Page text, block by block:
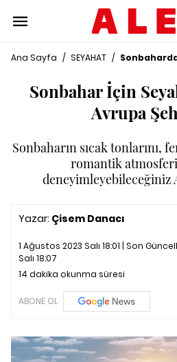
Ana Sayfa / SEYAHAT /
Sonbahar İçin
Avrupa
Sonbaharın sıcak tonlarını,
romantik
deneyimleyebileceğiniz
Yazar: Çisem Danacı
1 Ağustos 2023 Salı 18:01 | Son
Salı 18:07
14 dakika okunma süresi
ABONE OL